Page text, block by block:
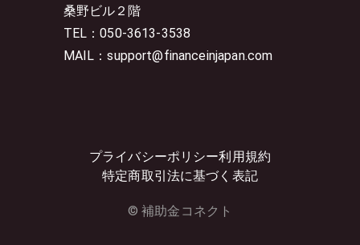
桑野ビル２階
TEL：050-3613-3538
MAIL：support@financeinjapan.com
プライバシーポリシー利用規約
特定商取引法に基づく表記
© 補助金コネクト